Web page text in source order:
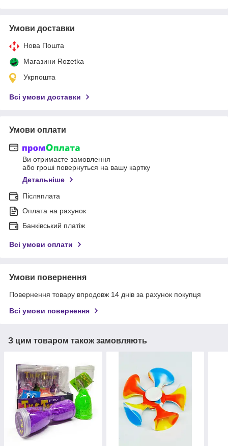
Умови доставки
Нова Пошта
Магазини Rozetka
Укрпошта
Всі умови доставки
Умови оплати
Ви отримаєте замовлення
або гроші повернуться на вашу картку
Детальніше
Післяплата
Оплата на рахунок
Банківський платіж
Всі умови оплати
Умови повернення
Повернення товару впродовж 14 днів за рахунок покупця
Всі умови повернення
З цим товаром також замовляють